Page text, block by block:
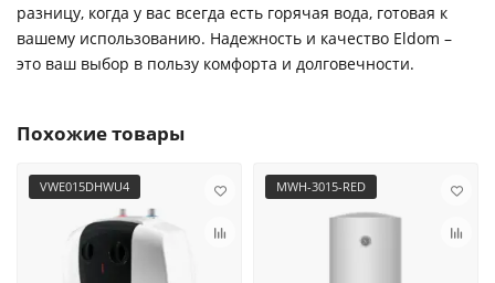
разницу, когда у вас всегда есть горячая вода, готовая к
вашему использованию. Надежность и качество Eldom –
это ваш выбор в пользу комфорта и долговечности.
Похожие товары
VWE015DHWU4 MWH-3015-RED